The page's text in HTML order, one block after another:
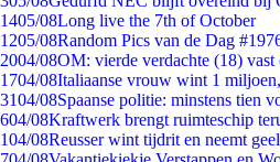
1405/08Long live the 7th of October
1205/08Random Pics van de Dag
2004/08OM: vierde verdachte (18) vast
1704/08Italiaanse vrouw wint 1
3104/08Spaanse politie: minstens tien
604/08Kraftwerk brengt ruimteschip
104/08Reusser wint tijdrit en neemt